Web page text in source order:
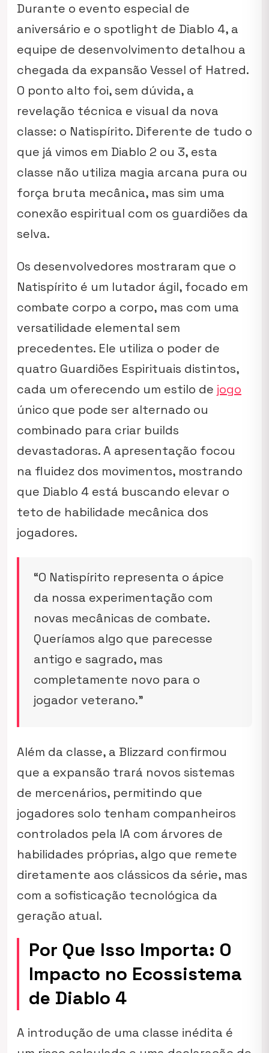
Durante o evento especial de
aniversário e o spotlight de Diablo 4, a
equipe de desenvolvimento detalhou a
chegada da expansão Vessel of Hatred.
O ponto alto foi, sem dúvida, a
revelação técnica e visual da nova
classe: o Natispírito. Diferente de tudo o
que já vimos em Diablo 2 ou 3, esta
classe não utiliza magia arcana pura ou
força bruta mecânica, mas sim uma
conexão espiritual com os guardiões da
selva.
Os desenvolvedores mostraram que o
Natispírito é um lutador ágil, focado em
combate corpo a corpo, mas com uma
versatilidade elemental sem
precedentes. Ele utiliza o poder de
quatro Guardiões Espirituais distintos,
cada um oferecendo um estilo de jogo
único que pode ser alternado ou
combinado para criar builds
devastadoras. A apresentação focou
na fluidez dos movimentos, mostrando
que Diablo 4 está buscando elevar o
teto de habilidade mecânica dos
jogadores.
“O Natispírito representa o ápice
da nossa experimentação com
novas mecânicas de combate.
Queríamos algo que parecesse
antigo e sagrado, mas
completamente novo para o
jogador veterano.”
Além da classe, a Blizzard confirmou
que a expansão trará novos sistemas
de mercenários, permitindo que
jogadores solo tenham companheiros
controlados pela IA com árvores de
habilidades próprias, algo que remete
diretamente aos clássicos da série, mas
com a sofisticação tecnológica da
geração atual.
Por Que Isso Importa: O
Impacto no Ecossistema
de Diablo 4
A introdução de uma classe inédita é